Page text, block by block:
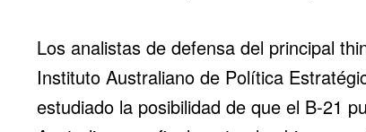
Los analistas de defensa del principal
Instituto Australiano de Política
estudiado la posibilidad de que el B-21